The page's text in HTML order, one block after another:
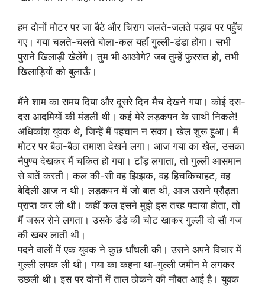
हम दोनों मोटर पर जा बैठे और चिराग जलते-जलते पड़ाव पर पहुँच
गए। गया चलते-चलते बोला-कल यहाँ गुल्ली-डंडा होगा। सभी
पुराने खिलाड़ी खेलेंगे। तुम भी आओगे? जब तुम्हें फुरसत हो, तभी
खिलाड़ियों को बुलाऊँ।
मैंने शाम का समय दिया और दूसरे दिन मैच देखने गया। कोई दस-
दस आदमियों की मंडली थी। कई मेरे लड़कपन के साथी निकले!
अधिकांश युवक थे, जिन्हें मैं पहचान न सका। खेल शुरू हुआ। मैं
मोटर पर बैठा-बैठा तमाशा देखने लगा। आज गया का खेल, उसका
नैपुण्य देखकर मैं चकित हो गया। टाँड़ लगाता, तो गुल्ली आसमान
से बातें करती। कल की-सी वह झिझक, वह हिचकिचाहट, वह
बेदिली आज न थी। लड़कपन में जो बात थी, आज उसने प्रौढ़ता
प्राप्त कर ली थी। कहीं कल इसने मुझे इस तरह पदाया होता, तो
मैं जरूर रोने लगता। उसके डंडे की चोट खाकर गुल्ली दो सौ गज
की खबर लाती थी।
पदने वालों में एक युवक ने कुछ धाँधली की। उसने अपने विचार में
गुल्ली लपक ली थी। गया का कहना था-गुल्ली जमीन मे लगकर
उछली थी। इस पर दोनों में ताल ठोकने की नौबत आई है। युवक